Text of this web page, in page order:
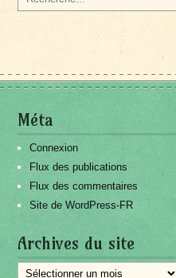
Méta
Connexion
Flux des publications
Flux des commentaires
Site de WordPress-FR
Archives du site
Archives